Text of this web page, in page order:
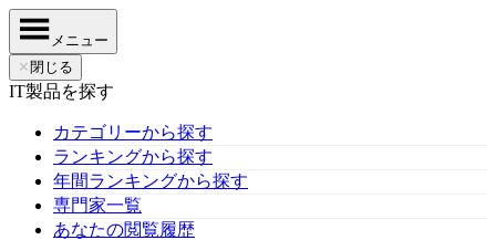
メニュー
✕ 閉じる
IT製品を探す
カテゴリーから探す
ランキングから探す
年間ランキングから探す
専門家一覧
あなたの閲覧履歴